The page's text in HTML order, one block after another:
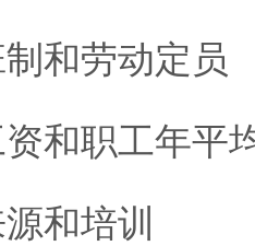
和劳动定员
和职工年平
和培训